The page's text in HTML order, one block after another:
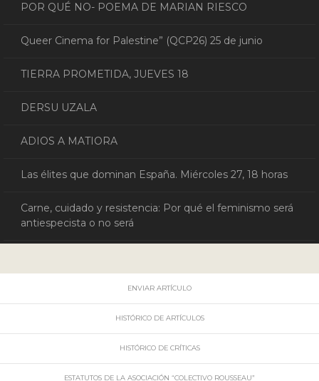
POR QUÉ NO- POEMA DE MARIAN RIESCO
Queer Cinema for Palestine” (QCP26) 25 de junio
TIERRA PROMETIDA, JUEVES 18
DERSU UZALA
ADIOS A MATIORA
Las élites que dominan España. Miércoles 27, 18 horas
Carne, cuidado y resistencia: Por qué el feminismo será
antiespecista o no será
ENVIAR ARTÍCULO
HISTÓRICO DE ARTÍCULOS
HISTÓRICO DE CRÍTICAS
ESTATUTOS DE LA ASOCIACIÓN “COLECTIVO ROUSSEAU”